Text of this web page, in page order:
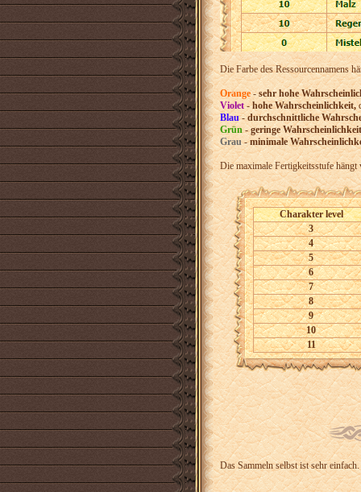
Die Farbe des Ressourcennamens
Orange-sehr hohe
Violet-hohe Wahrscheinlichkeit,
Blau-durchschnittliche
Grün-geringe
Grau-minimale
Die maximale Fertigkeitsstufe hängt
Charakter level
3
4
5
6
7
8
9
10
11
Das Sammeln selbst ist sehr